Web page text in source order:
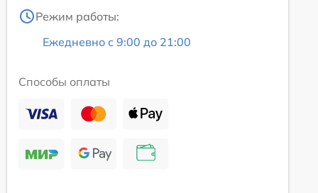
Режим работы:
Ежедневно с 9:00 до 21:00
Способы оплаты